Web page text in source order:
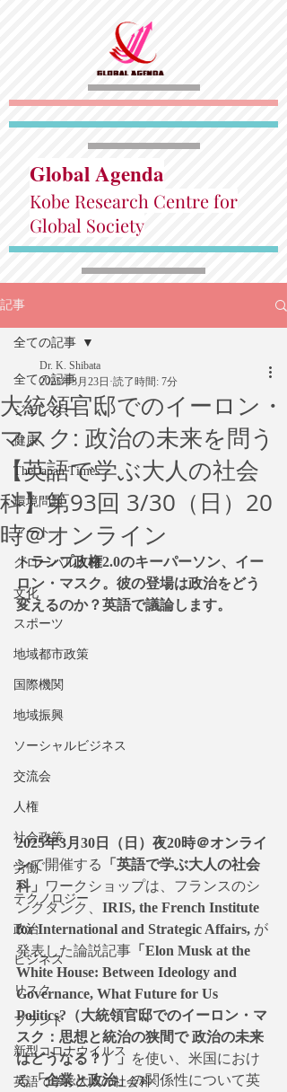
Global Agenda
Kobe Research Centre for
Global Society
記事
全ての記事
ジェンダー
健康
The Japan Times
環境問題
アート
グローバル人材
文化
スポーツ
地域都市政策
国際機関
地域振興
ソーシャルビジネス
交流会
人権
社会政策
労働
テクノロジー
政治
ビジネス
リスク
ブランド
新型コロナウイルス
英語で学ぶ大人の社会科
全ての記事
大統領官邸でのイーロン・
マスク: 政治の未来を問う
【英語で学ぶ大人の社会
科】第93回 3/30（日）20
時＠オンライン
Dr. K. Shibata
2025年3月23日 読了時間: 7分
トランプ政権2.0のキーパーソン、イー
ロン・マスク。彼の登場は政治をどう
変えるのか？英語で議論します。
2025年3月30日（日）夜20時＠オンライ
ンで開催する
「英語で学ぶ大人の社会
科」
ワークショップは、フランスのシ
ンクタンク、 IRIS, the French Institute
for International and Strategic Affairs, が
発表した論説記事 「Elon Musk at the
White House: Between Ideology and
Governance, What Future for Us
Politics?（大統領官邸でのイーロン・マ
スク：思想と統治の狭間で 政治の未来
はどうなる？）」 を使い、米国におけ
る「企業と政治」の関係性について英